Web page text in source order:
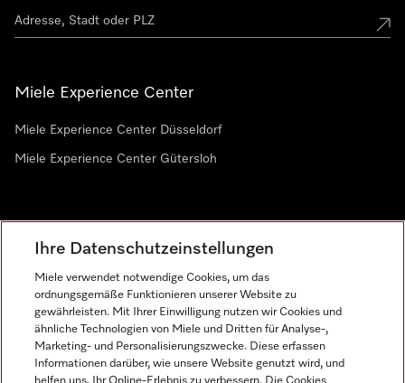
Miele Experience Center
Miele Experience Center Düsseldorf
Miele Experience Center Gütersloh
Ihre Datenschutzeinstellungen
Miele verwendet notwendige Cookies, um das
ordnungsgemäße Funktionieren unserer Website zu
gewährleisten. Mit Ihrer Einwilligung nutzen wir Cookies und
ähnliche Technologien von Miele und Dritten für Analyse-,
Marketing- und Personalisierungszwecke. Diese erfassen
Informationen darüber, wie unsere Website genutzt wird, und